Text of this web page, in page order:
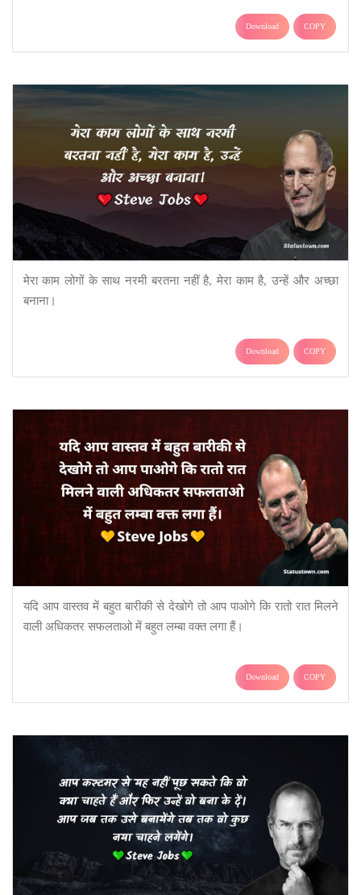
Download COPY
मेरा काम लोगों के साथ नरमी बरतना नहीं है, मेरा काम है, उन्हें और अच्छा
बनाना।
Download COPY
यदि आप वास्तव में बहुत बारीकी से देखोगे तो आप पाओगे कि रातो रात मिलने
वाली अधिकतर सफलताओ में बहुत लम्बा वक्त लगा हैं।
Download COPY